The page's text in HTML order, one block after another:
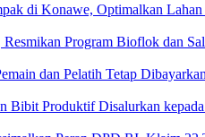
di Konawe, Optimalkan
Program Bioflok dan
dan Pelatih Tetap Dibayarkan
Bibit Produktif Disalurkan